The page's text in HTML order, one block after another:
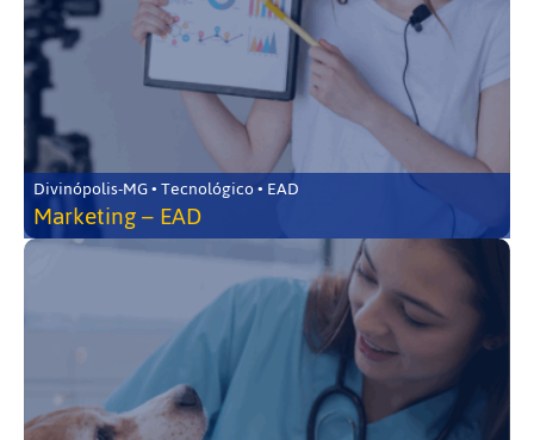
Divinópolis-MG • Tecnológico • EAD
Marketing – EAD